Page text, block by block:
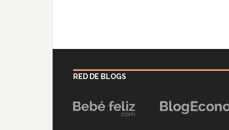
RED DE BLOGS